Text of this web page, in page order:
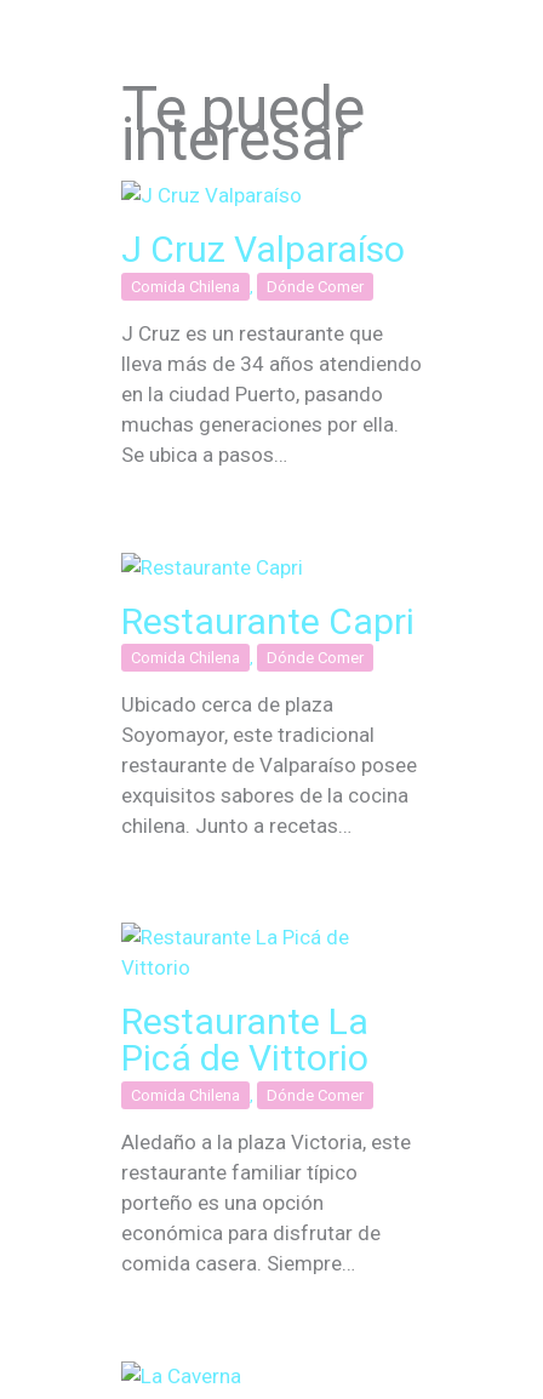
Te puede
interesar
J Cruz Valparaíso
Comida Chilena Dónde Comer
J Cruz es un restaurante que
lleva más de 34 años atendiendo
en la ciudad Puerto, pasando
muchas generaciones por ella.
Se ubica a pasos…
Restaurante Capri
Comida Chilena , Dónde Comer
Ubicado cerca de plaza
Soyomayor, este tradicional
restaurante de Valparaíso posee
exquisitos sabores de la cocina
chilena. Junto a recetas…
Restaurante La
Picá de Vittorio
Comida Chilena Dónde Comer
Aledaño a la plaza Victoria, este
restaurante familiar típico
porteño es una opción
económica para disfrutar de
comida casera. Siempre…